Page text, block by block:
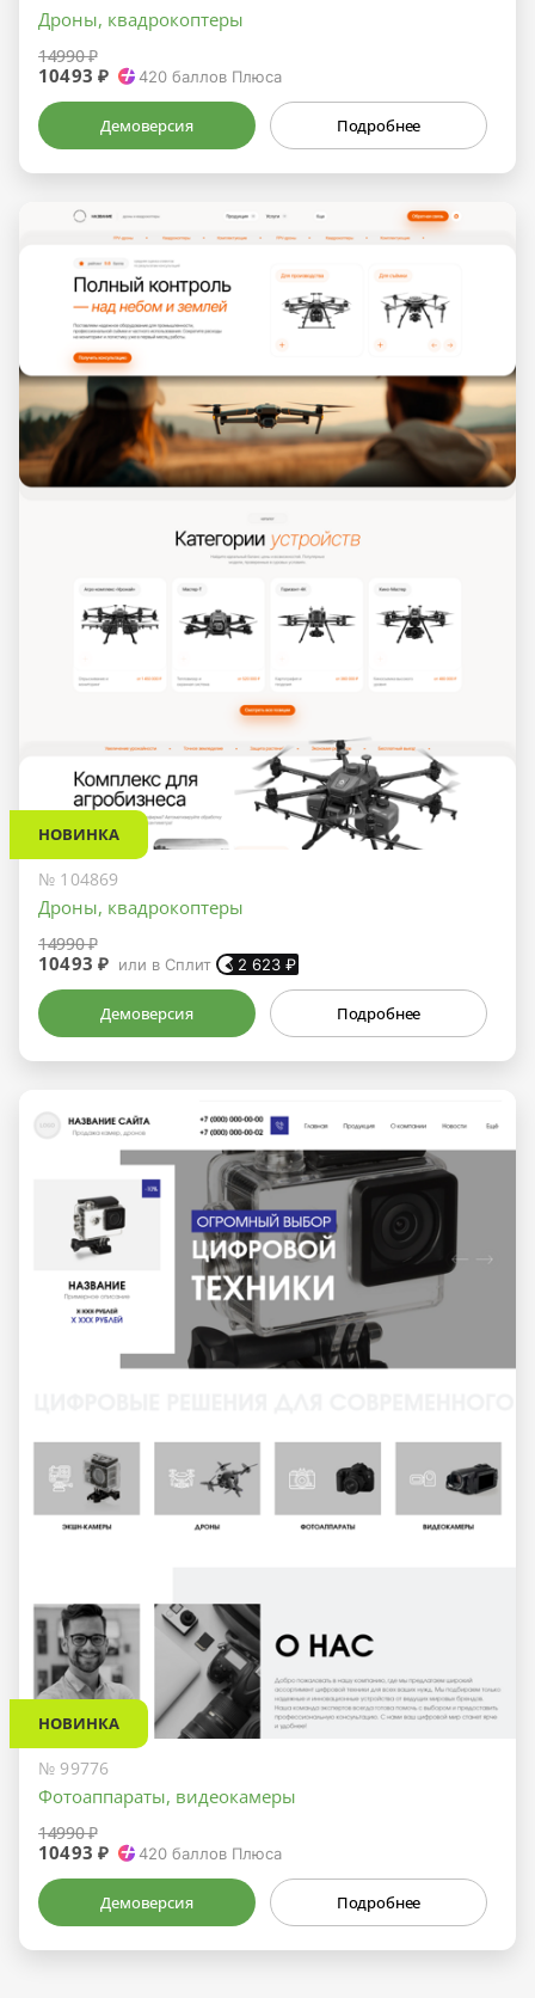
Дроны, квадрокоптеры
14990 ₽
10493 ₽ 420 баллов Плюса
Демоверсия Подробнее
НОВИНКА
№ 104869
Дроны, квадрокоптеры
14990 ₽
10493 ₽ или в Сплит 2 623 ₽
Демоверсия Подробнее
НОВИНКА
№ 99776
Фотоаппараты, видеокамеры
14990 ₽
10493 ₽ 420 баллов Плюса
Демоверсия Подробнее